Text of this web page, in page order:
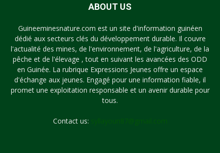
ABOUT US
Guineeminesnature.com est un site d'information guinéen
dédié aux secteurs clés du développement durable. Il couvre
l'actualité des mines, de l'environnement, de l'agriculture, de la
pêche et de l'élevage , tout en suivant les avancées des ODD
en Guinée. La rubrique Expressions Jeunes offre un espace
d'échange aux jeunes. Engagé pour une information fiable, il
promet une exploitation responsable et un avenir durable pour
tous.
Contact us: